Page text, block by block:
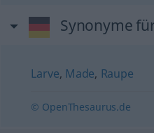
Synonyme
Larve, Made, Raupe
© OpenThesaurus.de